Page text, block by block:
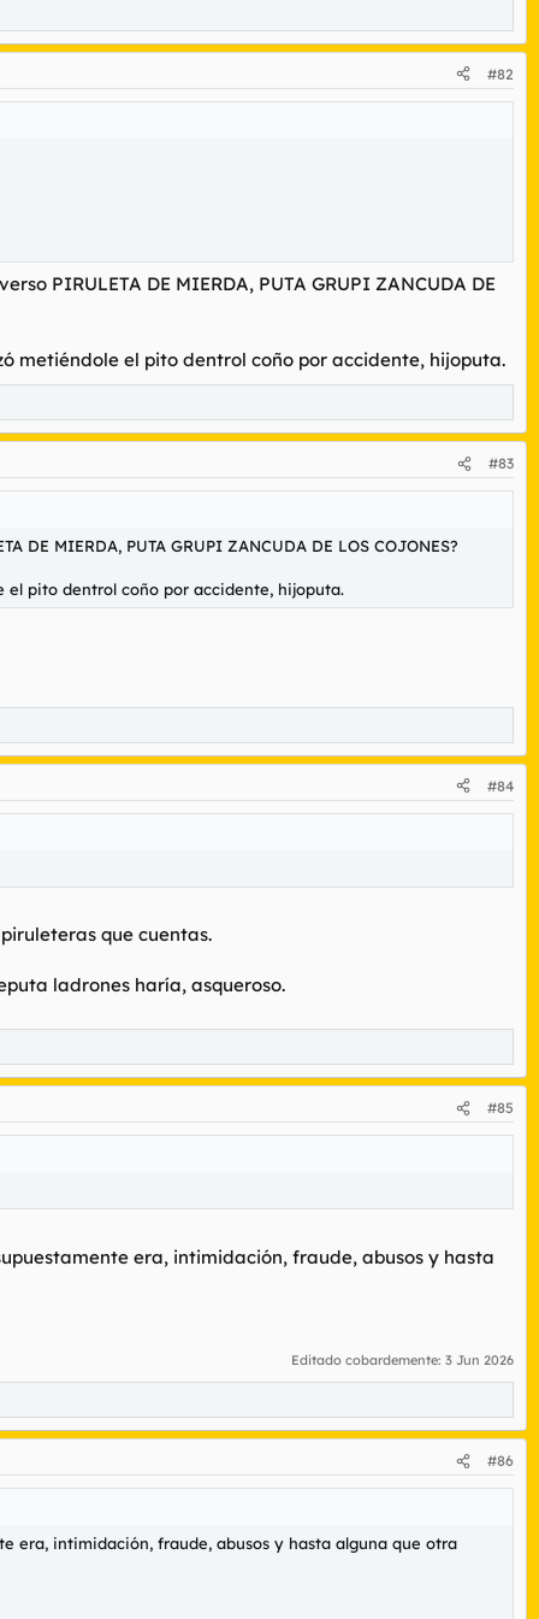
#82
PIRULETA DE MIERDA, PUTA GRUPI ZANCUDA DE
metiéndole el pito dentrol coño por accidente, hijoputa.
#83
MIERDA, PUTA GRUPI ZANCUDA DE LOS COJONES?
el pito dentrol coño por accidente, hijoputa.
#84
que cuentas.
ladrones haría, asqueroso.
#85
era, intimidación, fraude, abusos y hasta
Editado cobardemente: 3 Jun 2026
#86
era, intimidación, fraude, abusos y hasta alguna que otra